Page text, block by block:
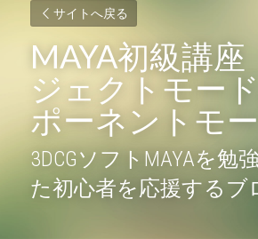
サイトへ戻る
MAYA初級講座
ジェクトモー
ポーネントモ
3DCGソフトMAYAを勉
た初心者を応援するブ